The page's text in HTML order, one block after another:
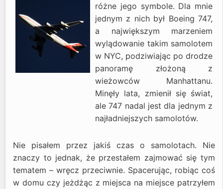
różne jego symbole. Dla mnie
jednym z nich był Boeing 747,
a największym marzeniem
wylądowanie takim samolotem
w NYC, podziwiając po drodze
panoramę złożoną z
wieżowców Manhattanu.
Minęły lata, zmienił się świat,
ale 747 nadal jest dla jednym z
najładniejszych samolotów.
Nie pisałem przez jakiś czas o samolotach. Nie
znaczy to jednak, że przestałem zajmować się tym
tematem – wręcz przeciwnie. Spacerując, robiąc coś
w domu czy jeżdżąc z miejsca na miejsce patrzyłem